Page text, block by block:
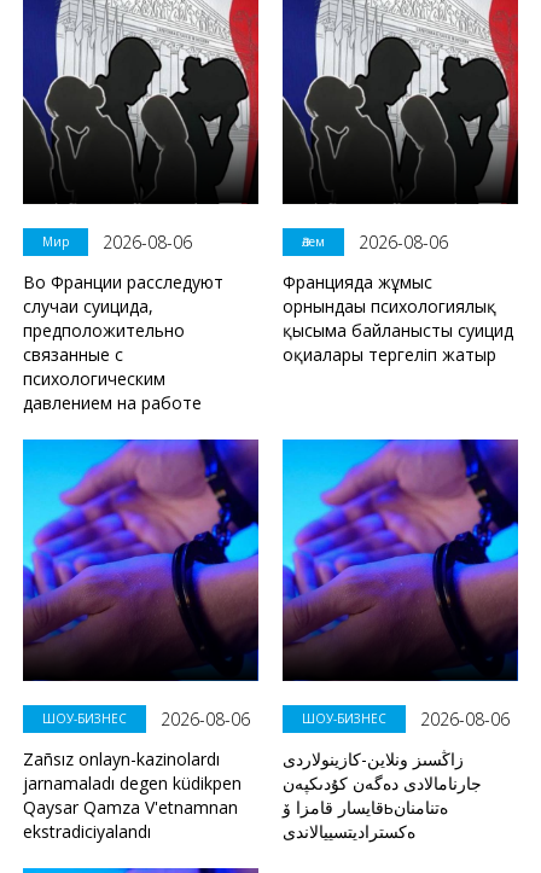
Мир
2026-08-06
Во Франции расследуют
случаи суицида,
предположительно
связанные с
психологическим
давлением на работе
Әлем
2026-08-06
Францияда жұмыс
орнындағы психологиялық
қысымға байланысты суицид
оқиғалары тергеліп жатыр
ШОУ-БИЗНЕС
2026-08-06
Zañsız onlayn-kazinolardı
jarnamaladı degen küdikpen
Qaysar Qamza V'etnamnan
ekstradiciyalandı
ШОУ-БИЗНЕС
2026-08-06
زاڭسىز ونلاين-كازينولاردى
جارنامالادى دەگەن كۇدىكپەن
قايسار قامزا ۆьەتنامنان
ەكستراديتسييالاندى